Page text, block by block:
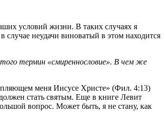
условий жизни. В таких случаях я
случае неудачи виноватый в этом находится
термин «смиреннословие». В чем же
меня Иисусе Христе» (Фил. 4:13)
стать святым. Еще в книге Левит
вопрос. Может быть, я не стану, как